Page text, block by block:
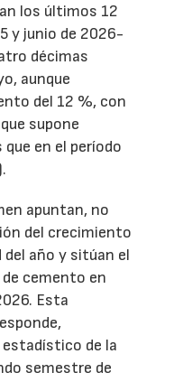
los últimos 12
y junio de 2026-
décimas
aunque
del 12 %, con
supone
en el período
apuntan, no
del crecimiento
año y sitúan el
cemento en
Esta
de la
semestre de